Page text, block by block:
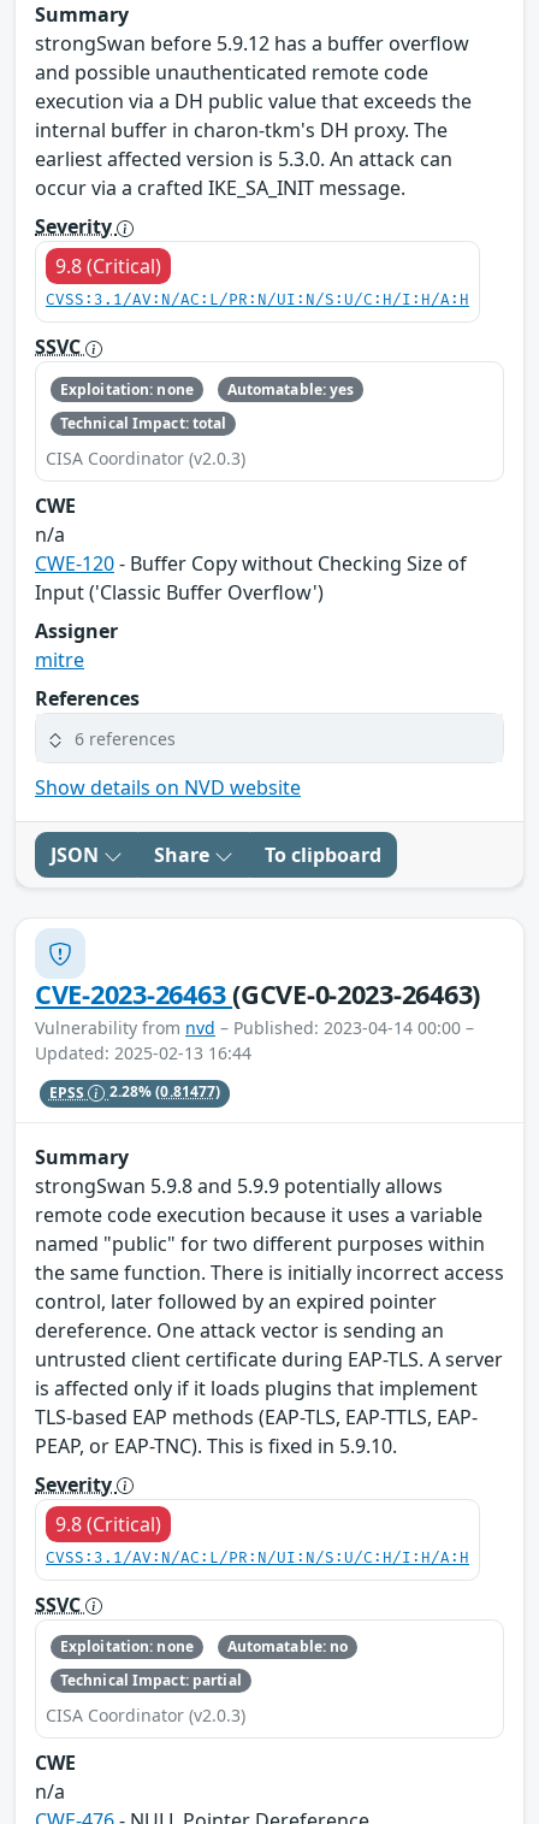
Summary
strongSwan before 5.9.12 has a buffer overflow
and possible unauthenticated remote code
execution via a DH public value that exceeds the
internal buffer in charon-tkm's DH proxy. The
earliest affected version is 5.3.0. An attack can
occur via a crafted IKE_SA_INIT message.
Severity
9.8 (Critical)
CVSS:3.1/AV:N/AC:L/PR:N/UI:N/S:U/C:H/I:H/A:H
SSVC
Exploitation: none
Automatable: yes
Technical Impact: total
CISA Coordinator (v2.0.3)
CWE
n/a
CWE-120- Buffer Copy without Checking Size of
Input ('Classic Buffer Overflow')
Assigner
mitre
References
6 references
Show details on NVD website
JSON Share To clipboard
CVE-2023-26463(GCVE-0-2023-26463)
Vulnerability from nvd – Published: 2023-04-14 00:00 –
Updated: 2025-02-13 16:44
EPSS 2.28%(0.81477)
Summary
strongSwan 5.9.8 and 5.9.9 potentially allows
remote code execution because it uses a variable
named "public" for two different purposes within
the same function. There is initially incorrect access
control, later followed by an expired pointer
dereference. One attack vector is sending an
untrusted client certificate during EAP-TLS. A server
is affected only if it loads plugins that implement
TLS-based EAP methods (EAP-TLS, EAP-TTLS, EAP-
PEAP, or EAP-TNC). This is fixed in 5.9.10.
Severity
9.8 (Critical)
CVSS:3.1/AV:N/AC:L/PR:N/UI:N/S:U/C:H/I:H/A:H
SSVC
Exploitation: none
Automatable: no
Technical Impact: partial
CISA Coordinator (v2.0.3)
CWE
n/a